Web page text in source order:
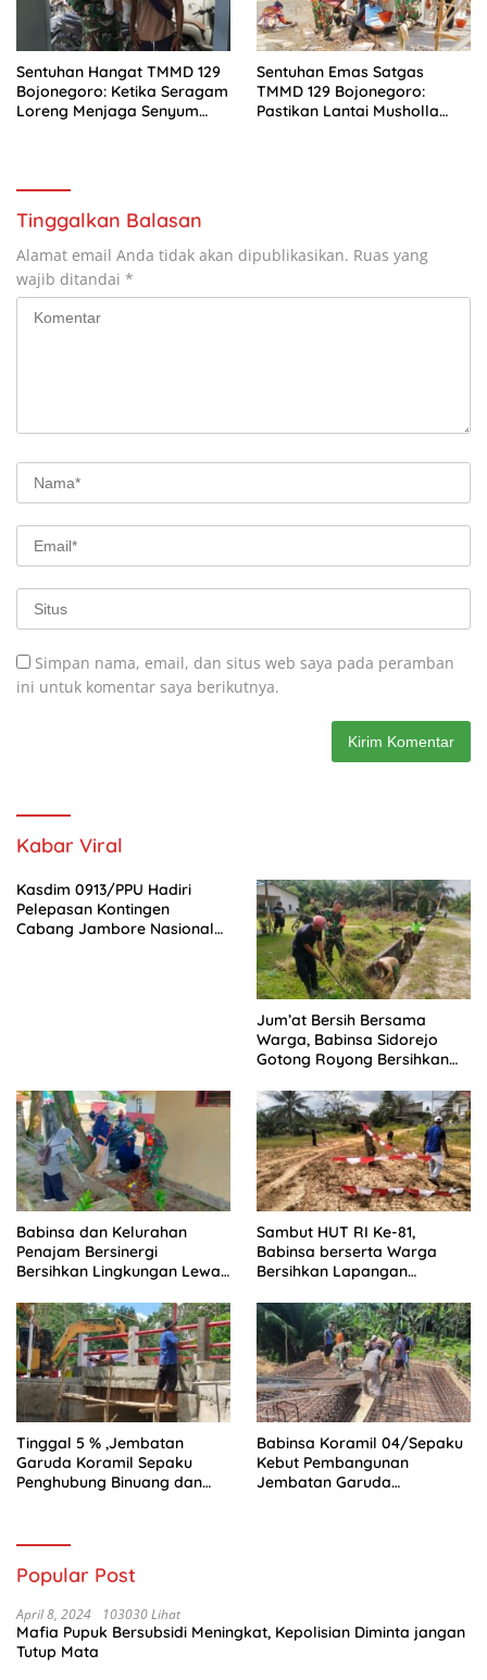
Sentuhan Hangat TMMD 129
Bojonegoro: Ketika Seragam
Loreng Menjaga Senyum
Sentuhan Emas Satgas
TMMD 129 Bojonegoro:
Pastikan Lantai Musholla
Tinggalkan Balasan
Alamat email Anda tidak akan dipublikasikan. Ruas yang
wajib ditandai *
Simpan nama, email, dan situs web saya pada peramban
ini untuk komentar saya berikutnya.
Kabar Viral
Kasdim 0913/PPU Hadiri
Pelepasan Kontingen
Cabang Jambore Nasional
Jum’at Bersih Bersama
Warga, Babinsa Sidorejo
Gotong Royong Bersihkan
Babinsa dan Kelurahan
Penajam Bersinergi
Bersihkan Lingkungan Lewat
Sambut HUT RI Ke-81,
Babinsa berserta Warga
Bersihkan Lapangan
Tinggal 5 % ,Jembatan
Garuda Koramil Sepaku
Penghubung Binuang dan
Babinsa Koramil 04/Sepaku
Kebut Pembangunan
Jembatan Garuda
Popular Post
April 8, 2024 103030 Lihat
Mafia Pupuk Bersubsidi Meningkat, Kepolisian Diminta jangan
Tutup Mata